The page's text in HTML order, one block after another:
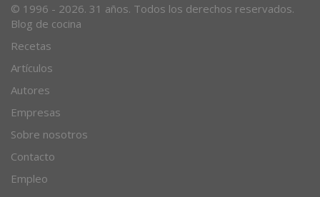
© 1996 - 2026. 31 años. Todos los derechos reservados.
Blog de cocina
Recetas
Artículos
Autores
Empresas
Sobre nosotros
Contacto
Empleo